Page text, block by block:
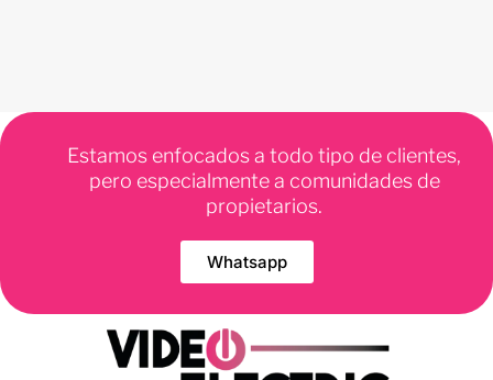
Estamos enfocados a todo tipo de clientes,
pero especialmente a comunidades de
propietarios.
Whatsapp